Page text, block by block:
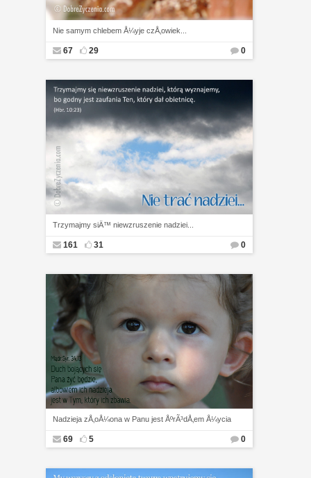
Nie samym chlebem Å¼yje czÅ‚owiek...
67 29 0
Trzymajmy siÄ™ niewzruszenie nadziei...
161 31 0
Nadzieja zÅ‚oÅ¼ona w Panu jest ÅºrÃ³dÅ‚em Å¼ycia
69 5 0